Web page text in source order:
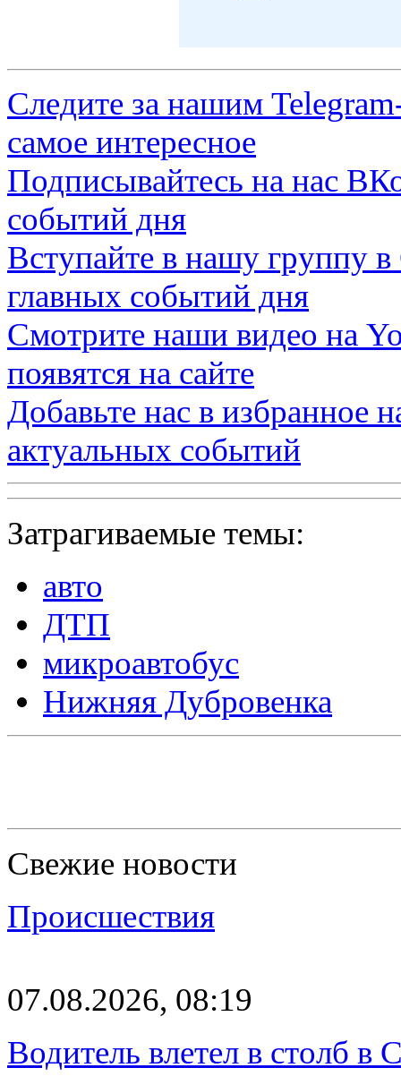
Следите за нашим
самое интересное
Подписывайтесь на нас
событий дня
Вступайте в нашу группу в
главных событий дня
Смотрите наши видео на
появятся на сайте
Добавьте нас в избранное
актуальных событий
Затрагиваемые темы:
авто
ДТП
микроавтобус
Нижняя Дубровенка
Свежие новости
Происшествия
07.08.2026, 08:19
Водитель влетел в столб в